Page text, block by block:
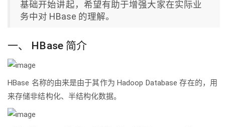
基础开始讲起，希望有助于增强大家在实际业
务中对 HBase 的理解。
一、 HBase 简介
HBase 名称的由来是由于其作为 Hadoop Database 存在的，用
来存储非结构化、半结构化数据。